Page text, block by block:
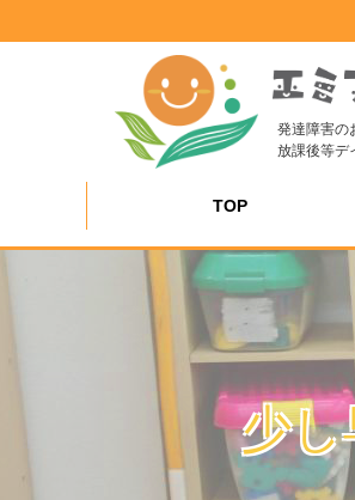
発達障害の
放課後等デ
TOP
少し